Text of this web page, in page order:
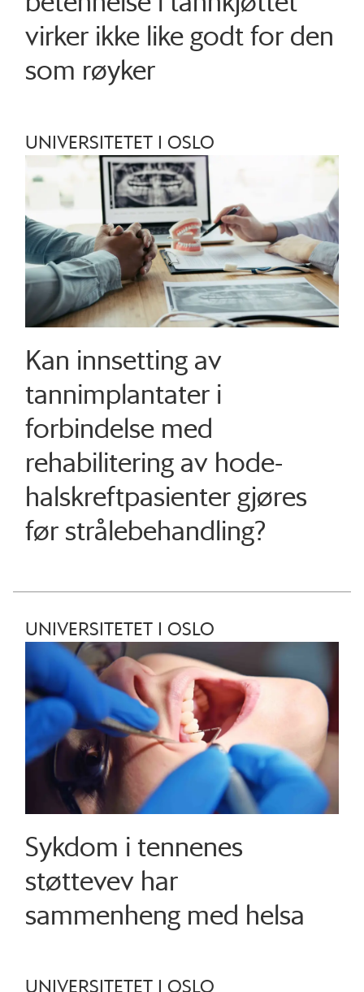
virker ikke like godt for den
som røyker
UNIVERSITETET I OSLO
Kan innsetting av
tannimplantater i
forbindelse med
rehabilitering av hode-
halskreftpasienter gjøres
før strålebehandling?
UNIVERSITETET I OSLO
Sykdom i tennenes
støttevev har
sammenheng med helsa
UNIVERSITETET I OSLO